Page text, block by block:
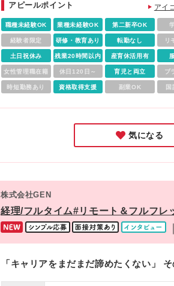
アピールポイント アイ
職種未経験OK 業種未経験OK 第二新卒OK
経験者限定 研修・教育あり 転勤なし リ
土日祝休み 残業20時間以内 産育休活用有
女性管理職在籍 休日120日～ 育児と両立 ブ
時短勤務あり 資格取得支援 副業OK 国
気になる
株式会社GEN
経理/フルタイム#リモート＆フルフ
「キャリアをまだまだ諦めたくない」